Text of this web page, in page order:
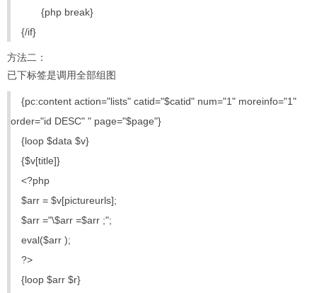
{php break}
{/if}
方法二：
已下标签是调用全部组图
{pc:content action="lists" catid="$catid" num="1" moreinfo="1"
order="id DESC" " page="$page"}
{loop $data $v}
{$v[title]}
<?php
$arr = $v[pictureurls];
$arr ="\$arr =$arr ;";
eval($arr );
?>
{loop $arr $r}